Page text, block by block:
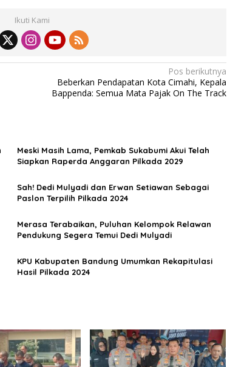
Ikuti Kami
Pos berikutnya
Beberkan Pendapatan Kota Cimahi, Kepala
Bappenda: Semua Mata Pajak On The Track
Meski Masih Lama, Pemkab Sukabumi Akui Telah
Siapkan Raperda Anggaran Pilkada 2029
Sah! Dedi Mulyadi dan Erwan Setiawan Sebagai
Paslon Terpilih Pilkada 2024
Merasa Terabaikan, Puluhan Kelompok Relawan
Pendukung Segera Temui Dedi Mulyadi
KPU Kabupaten Bandung Umumkan Rekapitulasi
Hasil Pilkada 2024